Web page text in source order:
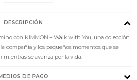
DESCRIPCIÓN
con KIMMON – Walk with You, una colección
compañía y los pequeños momentos que se
mientras se avanza por la vida.
DE PAGO